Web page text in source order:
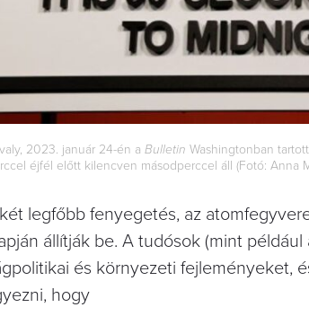
2023. január 24-én a Bulletin Washingtonban
éjfél előtt kilencven másodperccel áll (Fotó: Anna
legfőbb fenyegetés, az
állítják be. A tudósok (mint például
és környezeti fejleményeket,
hogy